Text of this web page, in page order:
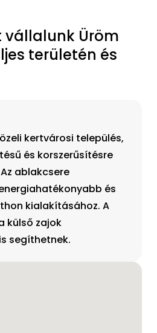
vállalunk Üröm
területén és
kertvárosi település,
és korszerűsítésre
ablakcsere
és
kialakításához. A
külső zajok
segíthetnek.